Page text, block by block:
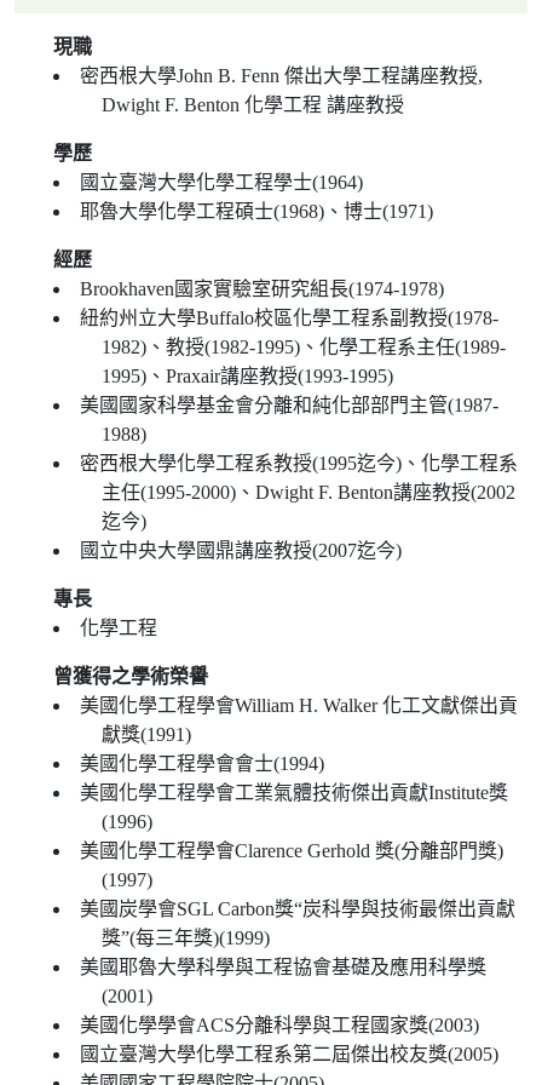
現職
密西根大學John B. Fenn 傑出大學工程講座教授,
Dwight F. Benton 化學工程 講座教授
學歷
國立臺灣大學化學工程學士(1964)
耶魯大學化學工程碩士(1968)、博士(1971)
經歷
Brookhaven國家實驗室研究組長(1974-1978)
紐約州立大學Buffalo校區化學工程系副教授(1978-
1982)、教授(1982-1995)、化學工程系主任(1989-
1995)、Praxair講座教授(1993-1995)
美國國家科學基金會分離和純化部部門主管(1987-
1988)
密西根大學化學工程系教授(1995迄今)、化學工程系
主任(1995-2000)、Dwight F. Benton講座教授(2002
迄今)
國立中央大學國鼎講座教授(2007迄今)
專長
化學工程
曾獲得之學術榮譽
美國化學工程學會William H. Walker 化工文獻傑出貢
獻獎(1991)
美國化學工程學會會士(1994)
美國化學工程學會工業氣體技術傑出貢獻Institute獎
(1996)
美國化學工程學會Clarence Gerhold 獎(分離部門獎)
(1997)
美國炭學會SGL Carbon獎“炭科學與技術最傑出貢獻
獎”(每三年獎)(1999)
美國耶魯大學科學與工程協會基礎及應用科學獎
(2001)
美國化學學會ACS分離科學與工程國家獎(2003)
國立臺灣大學化學工程系第二屆傑出校友獎(2005)